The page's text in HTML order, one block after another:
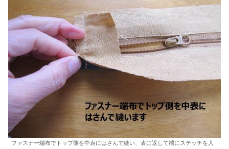
ファスナー端布でトップ側を中表にはさんで縫い、表に返して端にステッチを入